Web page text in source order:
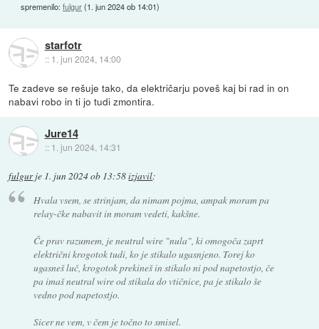
spremenilo:fulgur(1. jun 2024 ob 14:01)
starfotr
:: 1. jun 2024, 14:00
Te zadeve se rešuje tako, da električarju poveš kaj bi rad in on
nabavi robo in ti jo tudi zmontira.
Jure14
:: 1. jun 2024, 14:31
fulgurje 1. jun 2024 ob 13:58izjavil:
Hvala vsem, se strinjam, da nimam pojma, ampak moram pa
relay-čke nabavit in moram vedeti, kakšne.
Če prav razumem, je neutral wire "nula", ki omogoča zaprt
električni krogotok tudi, ko je stikalo ugasnjeno. Torej ko
ugasneš luč, krogotok prekineš in stikalo ni pod napetostjo, če
pa imaš neutral wire od stikala do vtičnice, pa je stikalo še
vedno pod napetostjo.
Sicer ne vem, v čem je točno to smisel.